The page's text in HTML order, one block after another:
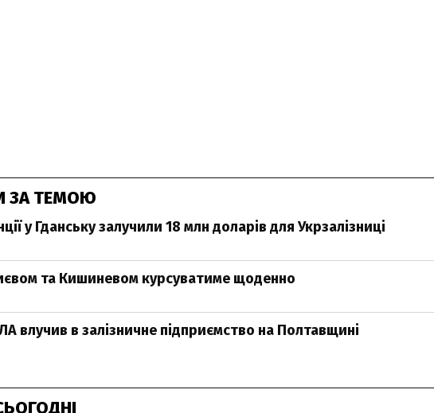
ЗА ТЕМОЮ
у Гданську залучили 18 млн доларів для Укрзалізниці
та Кишиневом курсуватиме щоденно
влучив в залізничне підприємство на Полтавщині